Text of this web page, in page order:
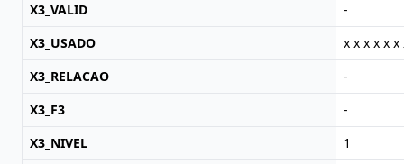
X3_VALID
-
X3_USADO
x x x x x x
X3_RELACAO
-
X3_F3
-
X3_NIVEL
1